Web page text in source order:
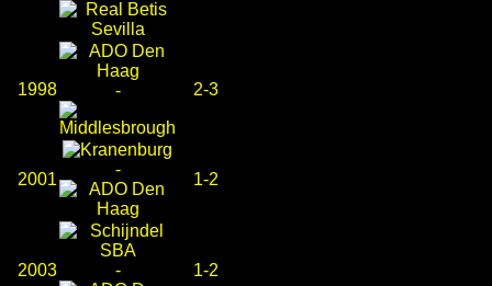
1998 - 2-3
2001
-
1-2
2003 - 1-2